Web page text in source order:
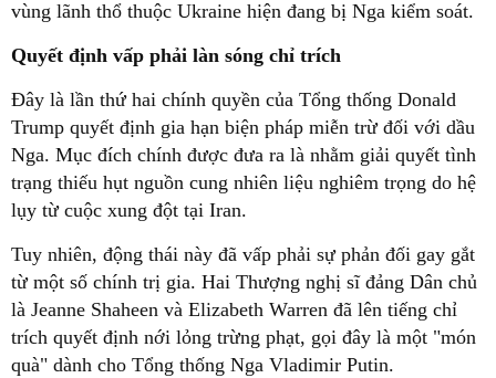
vùng lãnh thổ thuộc Ukraine hiện đang bị Nga kiểm soát.
Quyết định vấp phải làn sóng chỉ trích
Đây là lần thứ hai chính quyền của Tổng thống Donald
Trump quyết định gia hạn biện pháp miễn trừ đối với dầu
Nga. Mục đích chính được đưa ra là nhằm giải quyết tình
trạng thiếu hụt nguồn cung nhiên liệu nghiêm trọng do hệ
lụy từ cuộc xung đột tại Iran.
Tuy nhiên, động thái này đã vấp phải sự phản đối gay gắt
từ một số chính trị gia. Hai Thượng nghị sĩ đảng Dân chủ
là Jeanne Shaheen và Elizabeth Warren đã lên tiếng chỉ
trích quyết định nới lỏng trừng phạt, gọi đây là một "món
quà" dành cho Tổng thống Nga Vladimir Putin.